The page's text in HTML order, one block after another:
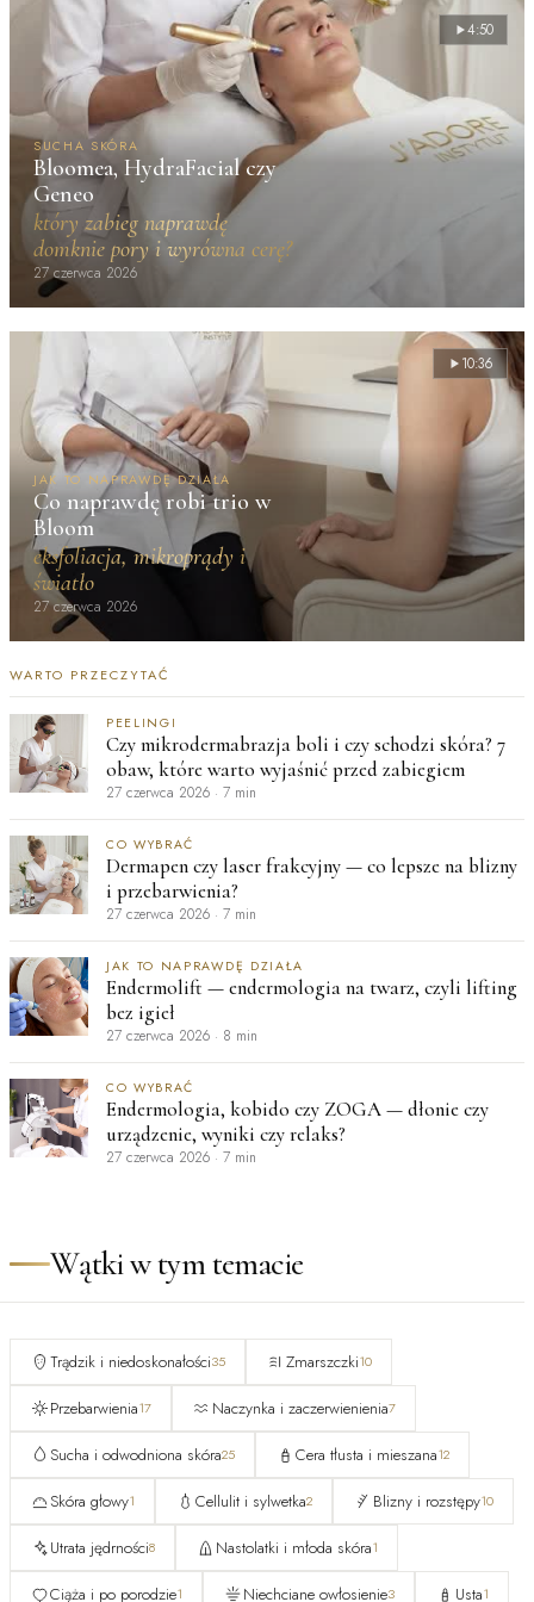
SUCHA SKÓRA
Bloomea, HydraFacial czy
Geneo
który zabieg naprawdę
domknie pory i wyrówna cerę?
27 czerwca 2026
4:50
JAK TO NAPRAWDĘ DZIAŁA
Co naprawdę robi trio w
Bloom
eksfoliacja, mikroprądy i
światło
27 czerwca 2026
10:36
WARTO PRZECZYTAĆ
PEELINGI
Czy mikrodermabrazja boli i czy schodzi skóra? 7
obaw, które warto wyjaśnić przed zabiegiem
27 czerwca 2026 · 7 min
CO WYBRAĆ
Dermapen czy laser frakcyjny — co lepsze na blizny
i przebarwienia?
27 czerwca 2026 · 7 min
JAK TO NAPRAWDĘ DZIAŁA
Endermolift — endermologia na twarz, czyli lifting
bez igieł
27 czerwca 2026 · 8 min
CO WYBRAĆ
Endermologia, kobido czy ZOGA — dłonie czy
urządzenie, wyniki czy relaks?
27 czerwca 2026 · 7 min
Wątki w tym temacie
Trądzik i niedoskonałości35 Zmarszczki10
Przebarwienia17 Naczynka i zaczerwienienia7
Sucha i odwodniona skóra25 Cera tłusta i mieszana12
Skóra głowy1 Cellulit i sylwetka2 Blizny i rozstępy10
Utrata jędrności8 Nastolatki i młoda skóra1
Ciąża i po porodzie1 Niechciane owłosienie3 Usta1